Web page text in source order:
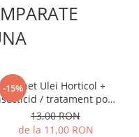
-15%
Pachet Ulei Horticol +
/ tratament pomi
Midos Oil
13,00 RON
de la 11,00 RON